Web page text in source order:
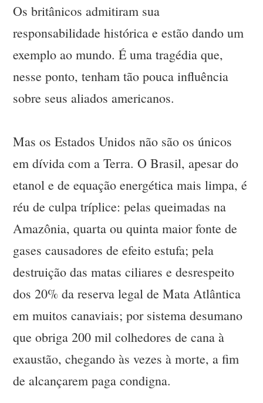
Os britânicos admitiram sua
responsabilidade histórica e estão dando um
exemplo ao mundo. É uma tragédia que,
nesse ponto, tenham tão pouca influência
sobre seus aliados americanos.
Mas os Estados Unidos não são os únicos
em dívida com a Terra. O Brasil, apesar do
etanol e de equação energética mais limpa, é
réu de culpa tríplice: pelas queimadas na
Amazônia, quarta ou quinta maior fonte de
gases causadores de efeito estufa; pela
destruição das matas ciliares e desrespeito
dos 20% da reserva legal de Mata Atlântica
em muitos canaviais; por sistema desumano
que obriga 200 mil colhedores de cana à
exaustão, chegando às vezes à morte, a fim
de alcançarem paga condigna.